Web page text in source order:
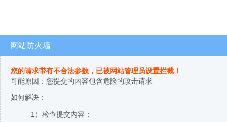
网站防火墙
您的请求带有不合法参数，已被网站管理员设置拦截！
可能原因：您提交的内容包含危险的攻击请求
如何解决：
1）检查提交内容；